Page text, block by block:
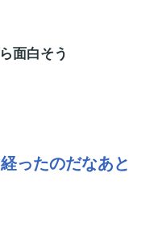
面白そう
ったのだなあと